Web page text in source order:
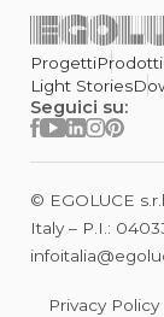
ProgettiProdotti
Light Stories
Seguici su:
© EGOLUCE
Italy – P.I.:
Privacy Policy